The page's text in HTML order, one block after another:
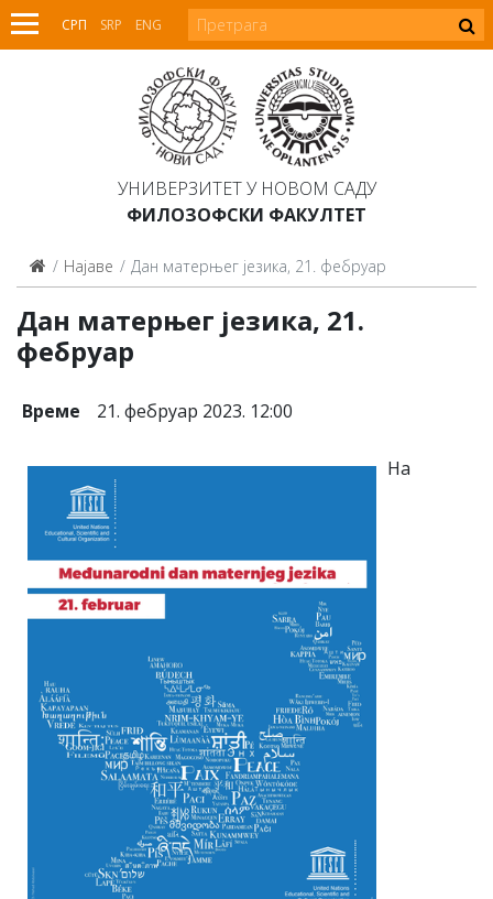
СРП SRP ENG
УНИВЕРЗИТЕТ У НОВОМ САДУ
ФИЛОЗОФСКИ ФАКУЛТЕТ
Најаве Дан матерњег језика, 21. фебруар
Дан матерњег језика, 21.
фебруар
Време 21. фебруар 2023. 12:00
На